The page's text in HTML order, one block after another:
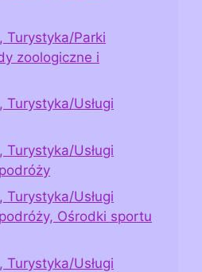
Turystyka/Parki
zoologiczne i
Turystyka/Usługi
Turystyka/Usługi
Turystyka/Usługi
Ośrodki sportu
Turystyka/Usługi